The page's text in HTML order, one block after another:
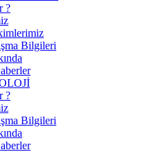
?
Bilgileri
?
Bilgileri